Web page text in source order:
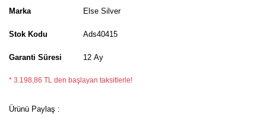
Marka Else Silver
Stok Kodu Ads40415
Garanti Süresi 12 Ay
* 3.198,86 TL den başlayan taksitlerle!
Ürünü Paylaş :